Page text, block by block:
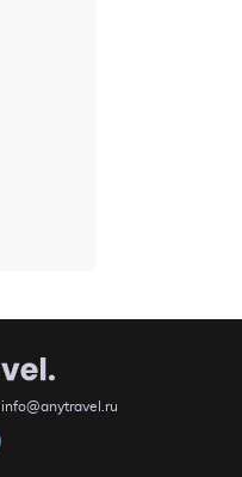
info@anytravel.ru